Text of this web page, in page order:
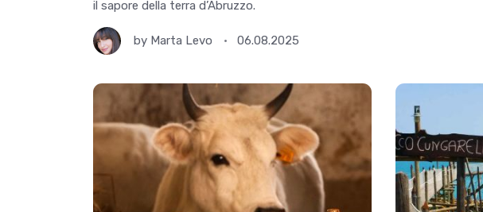
il sapore della terra d’Abruzzo.
by Marta Levo 06.08.2025